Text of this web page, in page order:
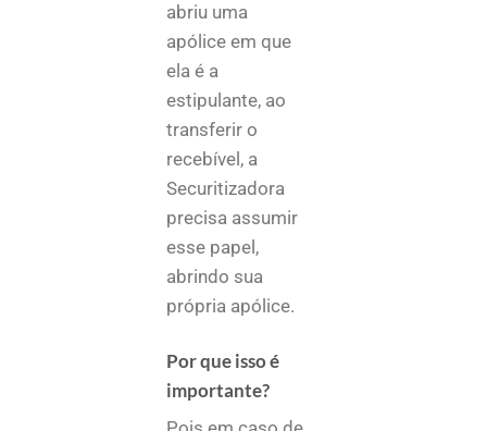
abriu uma
apólice em que
ela é a
estipulante, ao
transferir o
recebível, a
Securitizadora
precisa assumir
esse papel,
abrindo sua
própria apólice.
Por que isso é
importante?